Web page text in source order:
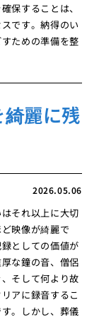
保することは、
です。納得のい
ための準備を整
麗に残
2026.05.06
それ以上に大切
映像が綺麗で
としての価値が
な鐘の音、僧侶
そして何より故
アに録音するこ
。しかし、葬儀